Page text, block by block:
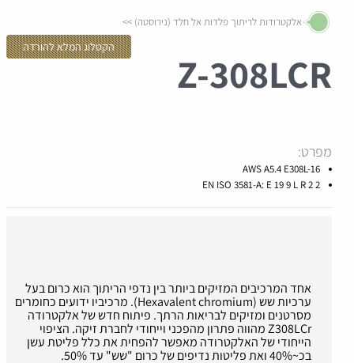
אלקטרודות לריתוך פלדות אל חלד (נירוסטה)
הקטלוג המלא להורדה
Z-308LCR
מפרט:
AWS A5.4 E308L-16
EN ISO 3581-A: E 19 9 L R 2 2
אחד המרכיבים המזיקים ביותר בין נדפי הריתוך הוא כרום בעל
ערכיות שש (Hexavalent chromium). מרכיביו ידועים כחומרים
מסרטנים ומזיקים לבריאות הרתך. פיתוח חדש של אלקטרודה
Z308LCr מהווה פתרון מהפכני וייחודי לחברת זיקה. הציפוי
הייחודי של האלקטרודה מאפשר להפחית את כלל פליטת עשן
בכ~40% ואת פליטות נדיפים של כרום "שש" עד 50%.